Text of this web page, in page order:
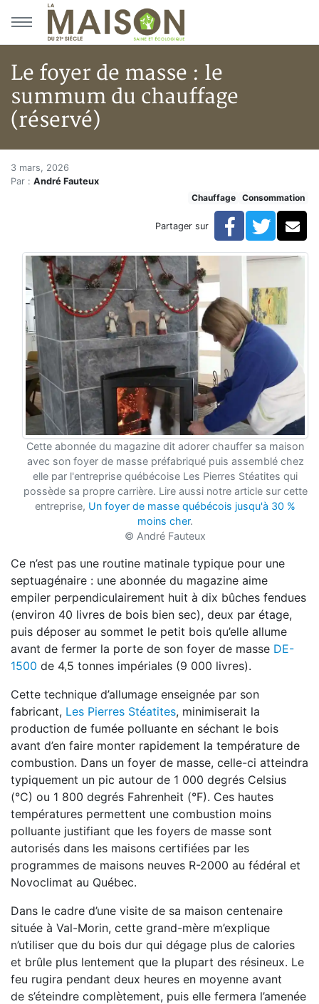
Aller au menu principal
Aller au contenu principal
Le foyer de masse : le
summum du chauffage
(réservé)
Accueil
En kiosque!
Le foyer de masse : le summum du chauffage
Le foyer de masse : le
3 mars, 2026
Par : André Fauteux
Chauffage
Consommation
Partager sur Facebook
Cette abonnée du magazine dit adorer chauffer sa maison
avec son foyer de masse préfabriqué puis assemblé chez
elle par l'entreprise québécoise Les Pierres Stéatites qui
possède sa propre carrière. Lire aussi notre article sur cette
entreprise, Un foyer de masse québécois jusqu'à 30 %
moins cher.
© André Fauteux
Ce n’est pas une routine matinale typique pour une
septuagénaire : une abonnée du magazine aime
empiler perpendiculairement huit à dix bûches fendues
(environ 40 livres de bois bien sec), deux par étage,
puis déposer au sommet le petit bois qu’elle allume
avant de fermer la porte de son foyer de masse DE-
1500 de 4,5 tonnes impériales (9 000 livres).
Cette technique d’allumage enseignée par son
fabricant, Les Pierres Stéatites, minimiserait la
production de fumée polluante en séchant le bois
avant d’en faire monter rapidement la température de
combustion. Dans un foyer de masse, celle-ci atteindra
typiquement un pic autour de 1 000 degrés Celsius
(°C) ou 1 800 degrés Fahrenheit (°F). Ces hautes
températures permettent une combustion moins
polluante justifiant que les foyers de masse sont
autorisés dans les maisons certifiées par les
programmes de maisons neuves R-2000 au fédéral et
Novoclimat au Québec.
Dans le cadre d’une visite de sa maison centenaire
située à Val-Morin, cette grand-mère m’explique
n’utiliser que du bois dur qui dégage plus de calories
et brûle plus lentement que la plupart des résineux. Le
feu rugira pendant deux heures en moyenne avant
de s’éteindre complètement, puis elle fermera l’amenée